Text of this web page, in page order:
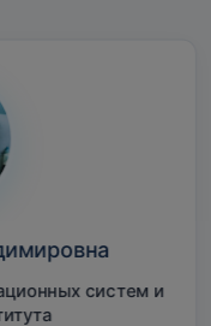
систем и